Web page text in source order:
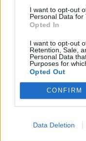
I want to opt-out
Personal Data for
Opted In
I want to opt-out
Retention, Sale,
Personal Data
Purposes for
Opted Out
CONFIRM
Data Deletion